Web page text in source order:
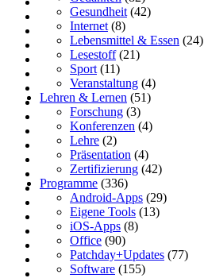
Gesundheit (42)
Internet (8)
Lebensmittel & Essen (24)
Lesestoff(21)
Sport (11)
Veranstaltung (4)
Lehren & Lernen (51)
Forschung (3)
Konferenzen (4)
Lehre (2)
Präsentation (4)
Zertifizierung (42)
Programme (336)
Android-Apps (29)
Eigene Tools (13)
iOS-Apps (8)
Office (90)
Patchday+Updates (77)
Software (155)